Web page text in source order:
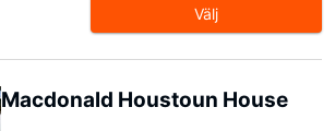
Välj
Macdonald Houstoun House